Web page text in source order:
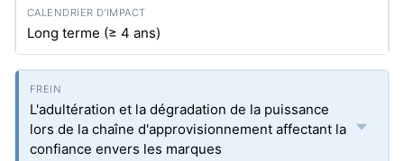
Long terme (≥ 4 ans)
L'adultération et la dégradation de la puissance
lors de la chaîne d'approvisionnement affectant la
confiance envers les marques